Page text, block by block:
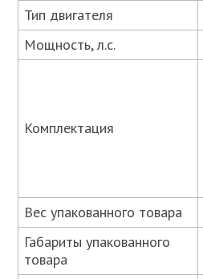
Тип двигателя
Мощность, л.с.
Комплектация
Вес упакованного товара
Габариты упакованного
товара